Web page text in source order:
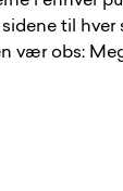
til hver
vær obs: